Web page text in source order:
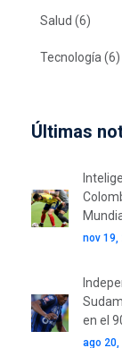
Salud (6)
Tecnología (6)
Últimas
nov 19,
en el
ago 20,